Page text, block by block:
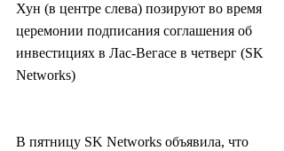
Хун (в центре слева) позируют во время
церемонии подписания соглашения об
инвестициях в Лас-Вегасе в четверг (SK
Networks)
В пятницу SK Networks объявила, что